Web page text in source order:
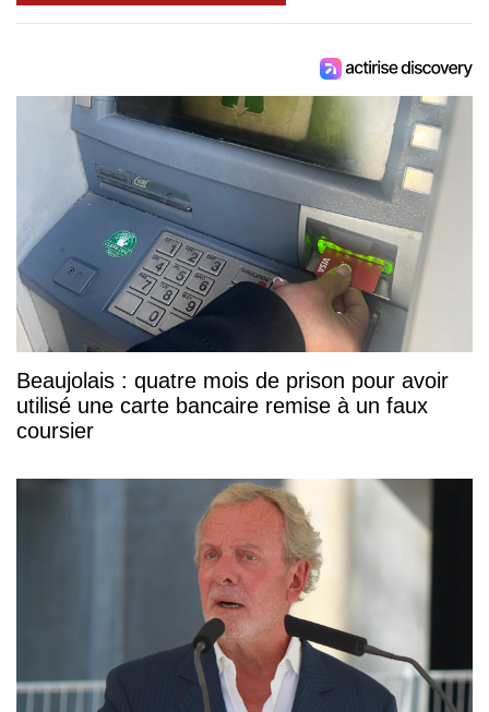
Beaujolais : quatre mois de prison pour avoir
utilisé une carte bancaire remise à un faux
coursier